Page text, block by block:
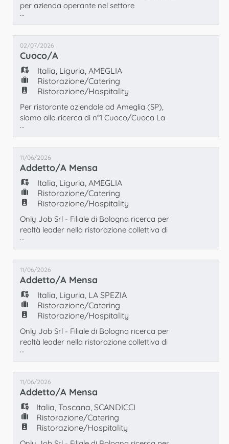
per azienda operante nel settore
ristorazione: n° 1 Addetta/o servizio mensa
È richiesta esperienza pregressa nel ruolo e
disponibilità immediata. L'orario di lavoro è
part time 15 ore da lunedì a venerdì dalle
12.00 alle 15.30 con mezz'ora di pausa.
Previsto inserimento in somministrazione
Inqua
...
02/07/2026
Cuoco/a
Italia, Liguria,AMEGLIA
Ristorazione/Catering
Ristorazione/Hospitality
Per ristorante aziendale ad Ameglia (SP),
siamo alla ricerca di n°1 Cuoco/Cuoca La
risorsa inserita lavorerà sul turno pranzo.
Requisiti richiesti: - esperienza pregressa
come cuoco/a; - preferibile provenienza dal
settore Hotellerie; - disponibilità immediata. Si
offre contratto a tempo determinato scopo
assunzione Livello 4° CCNL Turismo Pubb
...
11/06/2026
Addetto/a Mensa
Italia, Liguria,AMEGLIA
Ristorazione/Catering
Ristorazione/Hospitality
Only Job Srl - Filiale di Bologna ricerca per
realtà leader nella ristorazione collettiva di
alto livello un/a: ADDETTO/A MENSA
Principali responsabilità: - Allestimento dei
banchi espositivi e della sala pranzo; -
Porzionamento e servizio delle pietanze
calde e fredde ai clienti; - Supporto base alla
cucina; - Operazioni di sbarazzo dei tav
...
11/06/2026
Addetto/a Mensa
Italia, Liguria, LA SPEZIA
Ristorazione/Catering
Ristorazione/Hospitality
Only Job Srl - Filiale di Bologna ricerca per
realtà leader nella ristorazione collettiva di
alto livello un/a: ADDETTO/A MENSA
Principali responsabilità: - Allestimento dei
banchi espositivi e della sala pranzo; -
Porzionamento e servizio delle pietanze
calde e fredde ai clienti; - Supporto base alla
cucina; - Operazioni di sbarazzo dei ta
...
11/06/2026
Addetto/a Mensa
Italia,Toscana,SCANDICCI
Ristorazione/Catering
Ristorazione/Hospitality